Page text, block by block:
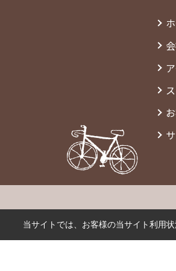
当サイトでは、お客様の当サイト利用